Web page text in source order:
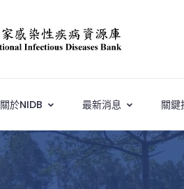
關於NIDB 最新消息 關鍵